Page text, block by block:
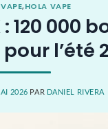
,HOLA VAPE
: 120
l’été
2026 PAR DANIEL RIVERA